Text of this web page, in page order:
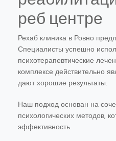
реб центре
Рехаб клиника в Ровно
Специалисты успешно
психотерапевтические
комплексе действительно
дают хорошие результаты.
Наш подход основан на
психологических методов,
эффективность.